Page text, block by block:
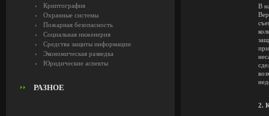
Криптография
Охранные системы
Пожарная безопасность
Социальная инженерия
Средства защиты информации
Экономическая разведка
Юридические аспекты
РАЗНОЕ
В
2.